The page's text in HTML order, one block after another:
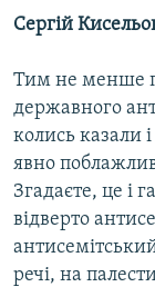
Сергій
Тим не менше
державного
колись казали
явно
Згадаєте, це і
відверто
речі, на